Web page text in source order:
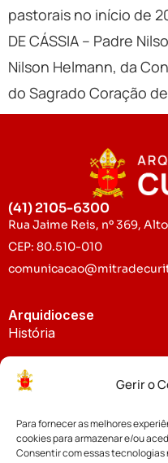
Gerir o
Para fornecer as melhores
cookies para armazenar e/ou
Consentir com essas
pastorais no início de
DE CÁSSIA – Padre
Nilson Helmann, da
do Sagrado Coração
(41) 2105-6300
Rua Jaime Reis, nº 369,
CEP: 80.510-010
Arquidiocese
História
Padroeira
Notícias
Notícias da Arquidiocese